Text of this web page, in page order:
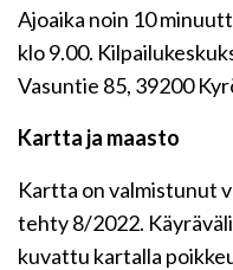
Ajoaika noin 10
klo 9.00.
Vasuntie 85, 39200
Kartta ja maasto
Kartta on valmistunut
tehty 8/2022.
kuvattu kartalla